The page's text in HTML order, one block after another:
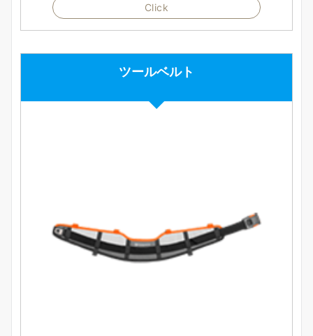
Click
ツールベルト